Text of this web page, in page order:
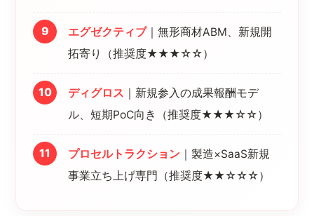
エグゼクティブ｜無形商材ABM、新規開
拓寄り（推奨度★★★☆☆）
ディグロス ｜新規参入の成果報酬モデ
ル、短期PoC向き（推奨度★★★☆☆）
プロセルトラクション ｜製造×SaaS新規
事業立ち上げ専門（推奨度★★☆☆☆）